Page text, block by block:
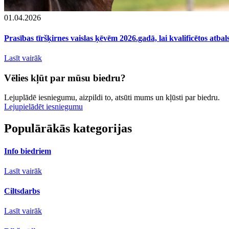
01.04.2026
Prasības tīršķirnes vaislas ķēvēm 2026.gadā, lai kvalificētos
Lasīt vairāk
Vēlies kļūt par mūsu biedru?
Lejuplādē iesniegumu, aizpildi to, atsūti mums un kļūsti par biedru.
Lejupielādēt iesniegumu
Populārākās kategorijas
Info biedriem
Lasīt vairāk
Ciltsdarbs
Lasīt vairāk